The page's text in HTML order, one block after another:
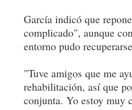
García indicó que
complicado", aunque
entorno pudo
"Tuve amigos que me
rehabilitación, así que
conjunta. Yo estoy muy